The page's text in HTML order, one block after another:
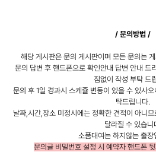
/ 문의방법 /
해당 게시판은 문의 게시판이며 모든 문의는
문의 답변 후 핸드폰으로 확인안내 답변 안내 드
짐없이 작성 부탁 드
문의 후 1일 경과시 스케쥴 변동이 있을 수 있사
탁드립니다.
날짜,시간,장소 미정시에는 정확한 견적이 아니
달라질 수 있습니
소품대여는 하지않는 출장
문의글 비밀번호 설정 시 예약자 핸드폰